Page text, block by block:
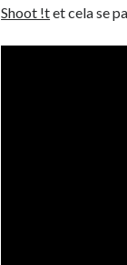
Shoot !tet cela se